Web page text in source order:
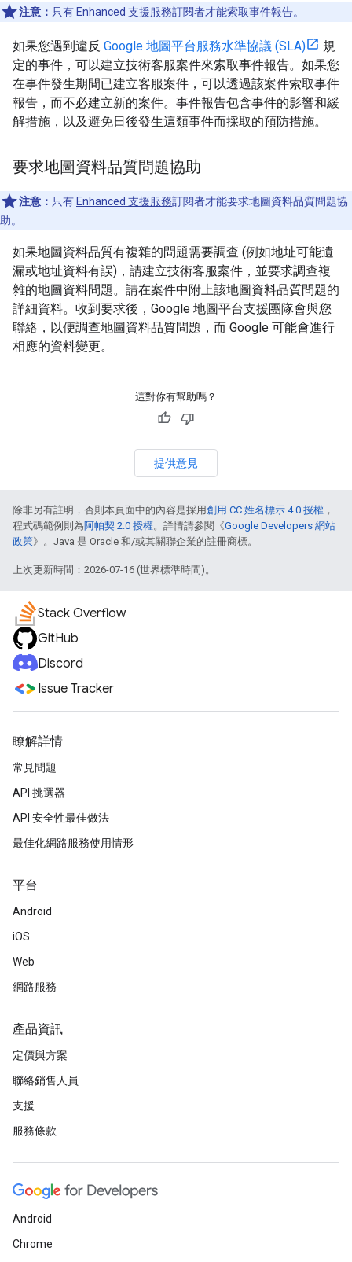
注意： 只有 Enhanced 支援服務訂閱者才能索取事件報告。
如果您遇到違反 Google 地圖平台服務水準協議 (SLA)
規
定的事件，可以建立技術客服案件來索取事件報告。如果您
在事件發生期間已建立客服案件，可以透過該案件索取事件
報告，而不必建立新的案件。事件報告包含事件的影響和緩
解措施，以及避免日後發生這類事件而採取的預防措施。
要求地圖資料品質問題協助
注意： 只有 Enhanced 支援服務訂閱者才能要求地圖資料品質問題協
助。
如果地圖資料品質有複雜的問題需要調查 (例如地址可能遺
漏或地址資料有誤)，請建立技術客服案件，並要求調查複
雜的地圖資料問題。請在案件中附上該地圖資料品質問題的
詳細資料。收到要求後，Google 地圖平台支援團隊會與您
聯絡，以便調查地圖資料品質問題，而 Google 可能會進行
相應的資料變更。
這對你有幫助嗎？
提供意見
除非另有註明，否則本頁面中的內容是採用創用 CC 姓名標示 4.0 授權 ，
程式碼範例則為阿帕契 2.0 授權。詳情請參閱《Google Developers 網站
政策》。Java 是 Oracle 和/或其關聯企業的註冊商標。
上次更新時間：2026-07-16 (世界標準時間)。
Stack Overflow
GitHub
Discord
Issue Tracker
瞭解詳情
常見問題
API 挑選器
API 安全性最佳做法
最佳化網路服務使用情形
平台
Android
iOS
Web
網路服務
產品資訊
定價與方案
聯絡銷售人員
支援
服務條款
Android
Chrome